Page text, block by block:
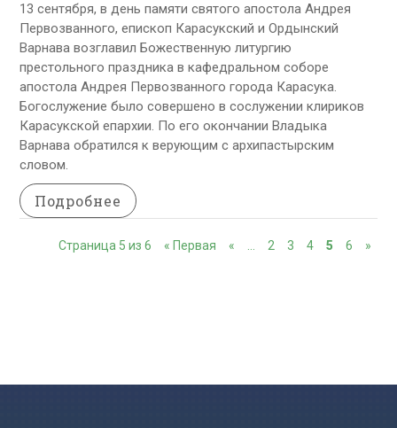
13 сентября, в день памяти святого апостола Андрея
Первозванного, епископ Карасукский и Ордынский
Варнава возглавил Божественную литургию
престольного праздника в кафедральном соборе
апостола Андрея Первозванного города Карасука.
Богослужение было совершено в сослужении клириков
Карасукской епархии. По его окончании Владыка
Варнава обратился к верующим с архипастырским
словом.
Подробнее
Страница 5 из 6 « Первая « 2 3 4 5 6 »